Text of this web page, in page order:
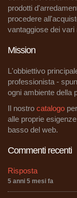
prodotti
procedere
vantaggiose dei vari
Mission
L'obbiettivo
professionista -
ogni ambiente della
Il nostro catalogo
alle proprie
basso del web.
Commenti recenti
Risposta
5 anni 5 mesi fa